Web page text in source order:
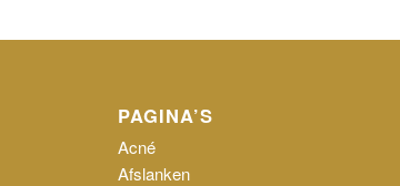
PAGINA’S
Acné
Afslanken